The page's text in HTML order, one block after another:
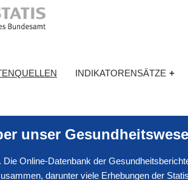
INDIKATORENSÄTZE +
unser
Online-Datenbank der
darunter viele Erhebungen der